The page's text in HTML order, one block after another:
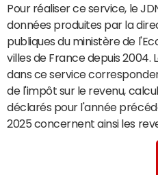
Pour réaliser ce service, le
données produites par la
publiques du ministère de
villes de France depuis 2004.
dans ce service
de l'impôt sur le revenu,
déclarés pour l'année
2025 concernent ainsi les